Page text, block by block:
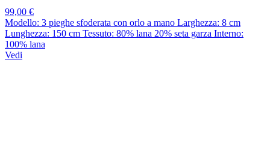
99,00 €
Modello: 3 pieghe sfoderata con orlo a mano Larghezza: 8 cm
Lunghezza: 150 cm Tessuto: 80% lana 20% seta garza Interno:
100% lana
Vedi